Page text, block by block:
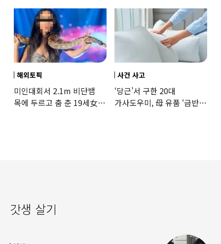
해외토픽
미인대회서 2.1m 비단뱀
목에 두르고 춤 춘 19세女
사건 사고
‘당근’서 구한 20대
가사도우미, 母 유품 ‘금반지
갓생 살기